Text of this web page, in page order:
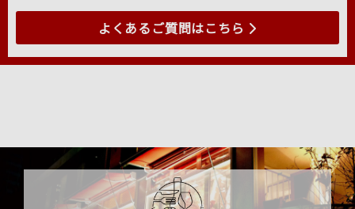
よくあるご質問はこちら